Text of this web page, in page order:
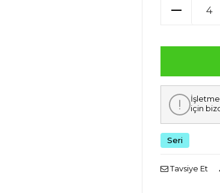
için
Seri
Tavsiye Et